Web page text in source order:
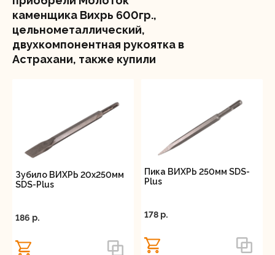
Вес бойка - 600 грамм.
каменщика Вихрь 600гр.,
цельнометаллический,
двухкомпонентная рукоятка в
Астрахани, также купили
Зубило ВИХРЬ 20x250мм
SDS-Plus
186 p.
Пика ВИХРЬ 250мм SDS-
Plus
178 p.